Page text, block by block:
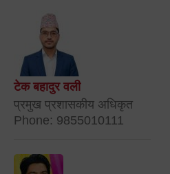
टेक बहादुर वली
प्रमुख प्रशासकीय अधिकृत
Phone: 9855010111